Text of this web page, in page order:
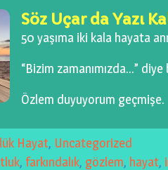
Söz Uçar da Yazı
50 yaşıma iki kala hayata
“Bizim zamanımızda…”
Özlem duyuyorum geçmişe.
Hayat, Uncategorized
, farkındalık, gözlem, hayat,